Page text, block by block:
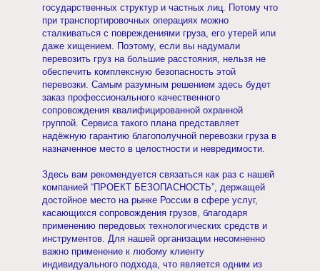
государственных структур и частных лиц. Потому что
при транспортировочных операциях можно
сталкиваться с повреждениями груза, его утерей или
даже хищением. Поэтому, если вы надумали
перевозить груз на большие расстояния, нельзя не
обеспечить комплексную безопасность этой
перевозки. Самым разумным решением здесь будет
заказ профессионального качественного
сопровождения квалифицированной охранной
группой. Сервиса такого плана представляет
надёжную гарантию благополучной перевозки груза в
назначенное место в целостности и невредимости.
Здесь вам рекомендуется связаться как раз с нашей
компанией “ПРОЕКТ БЕЗОПАСНОСТЬ”, держащей
достойное место на рынке России в сфере услуг,
касающихся сопровождения грузов, благодаря
применению передовых технологических средств и
инструментов. Для нашей организации несомненно
важно применение к любому клиенту
индивидуального подхода, что является одним из